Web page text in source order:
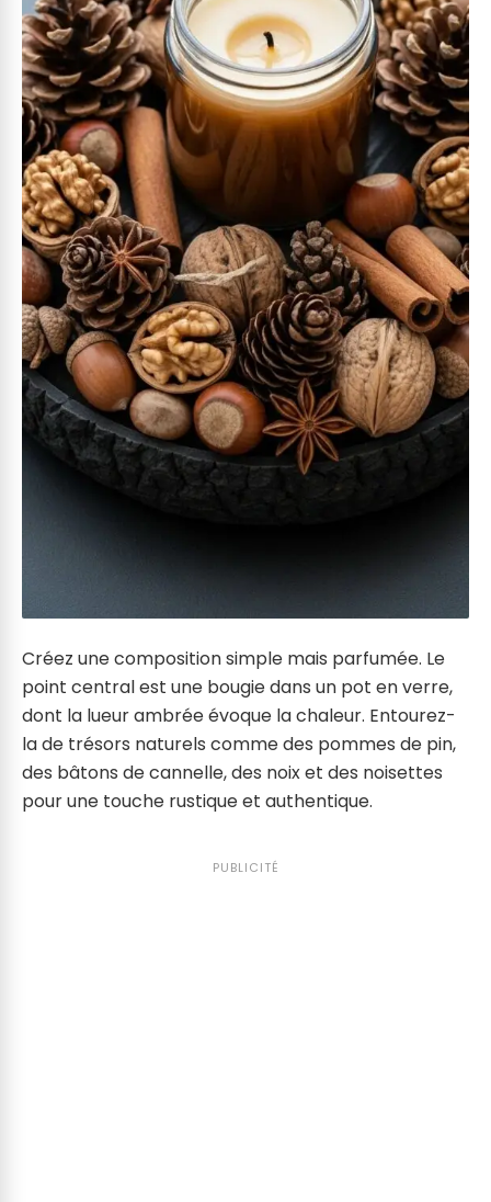
Créez une composition simple mais parfumée. Le
point central est une bougie dans un pot en verre,
dont la lueur ambrée évoque la chaleur. Entourez-
la de trésors naturels comme des pommes de pin,
des bâtons de cannelle, des noix et des noisettes
pour une touche rustique et authentique.
PUBLICITÉ